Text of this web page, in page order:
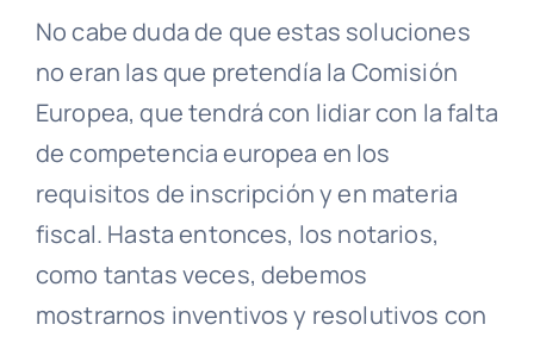
No cabe duda de que estas soluciones
no eran las que pretendía la Comisión
Europea, que tendrá con lidiar con la falta
de competencia europea en los
requisitos de inscripción y en materia
fiscal. Hasta entonces, los notarios,
como tantas veces, debemos
mostrarnos inventivos y resolutivos con